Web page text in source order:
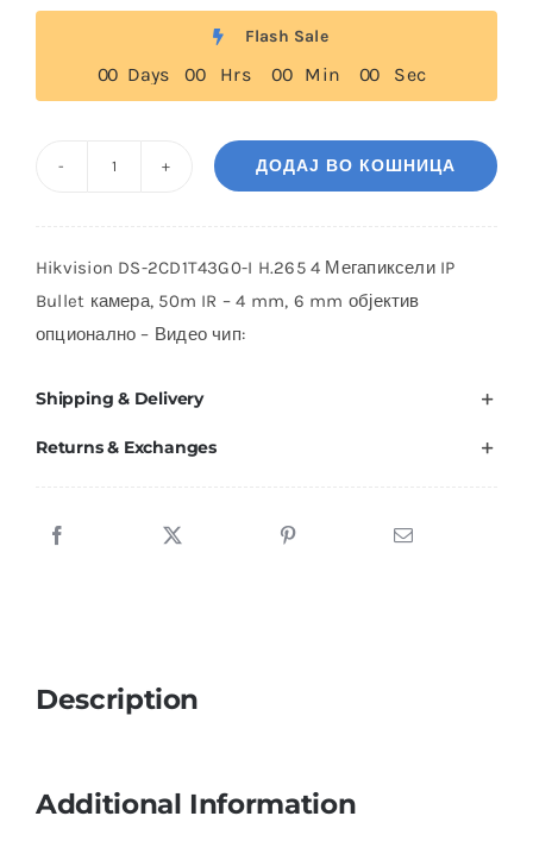
Flash Sale
00 Days 00 Hrs 00 Min 00 Sec
количина
ДОДАЈ ВО КОШНИЦА
Hikvision DS-2CD1T43G0-I H.265 4 Мегапиксели IP
Bullet камера, 50m IR – 4 mm, 6 mm објектив
опционално – Видео чип:
Shipping & Delivery
Returns & Exchanges
Description
Additional Information